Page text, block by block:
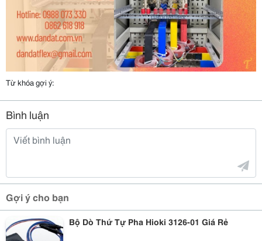
Từ khóa gợi ý:
Bình luận
Gợi ý cho bạn
Bộ Dò Thứ Tự Pha Hioki 3126-01 Giá Rẻ